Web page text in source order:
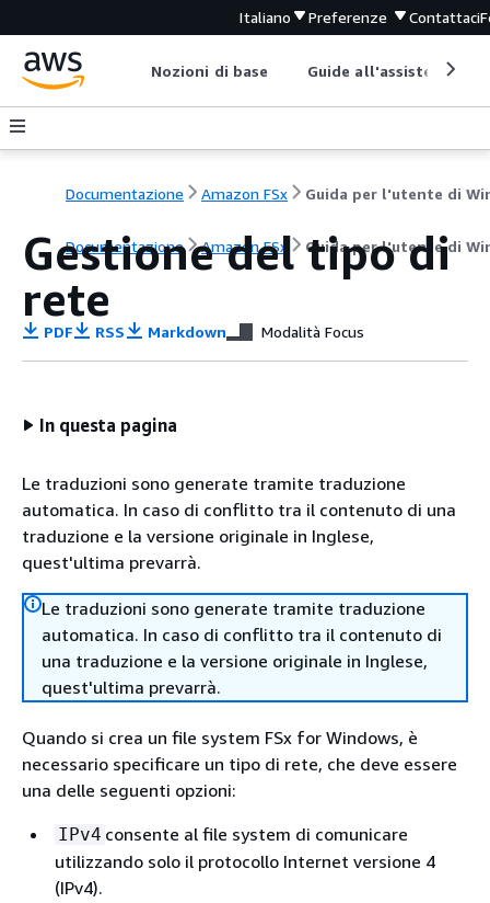
Italiano Preferenze Contattaci
Nozioni di base Guide all'assistenza
Documentazione Amazon FSx
Documentazione Amazon FSx Guida per l'utente di
Gestione del tipo di
rete
PDF RSS Markdown Modalità Focus
In questa pagina
Le traduzioni sono generate tramite traduzione
automatica. In caso di conflitto tra il contenuto di una
traduzione e la versione originale in Inglese,
quest'ultima prevarrà.
Le traduzioni sono generate tramite traduzione
automatica. In caso di conflitto tra il contenuto di
una traduzione e la versione originale in Inglese,
quest'ultima prevarrà.
Quando si crea un file system FSx for Windows, è
necessario specificare un tipo di rete, che deve essere
una delle seguenti opzioni:
IPv4 consente al file system di comunicare
utilizzando solo il protocollo Internet versione 4
(IPv4).